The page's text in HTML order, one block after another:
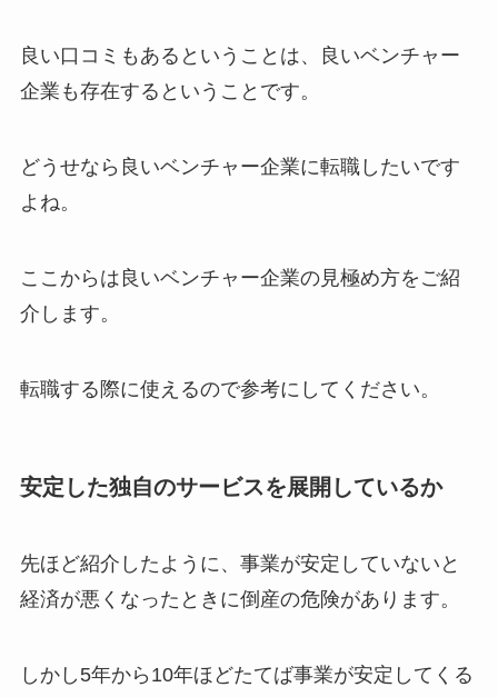
良い口コミもあるということは、良いベンチャー
企業も存在するということです。
どうせなら良いベンチャー企業に転職したいです
よね。
ここからは良いベンチャー企業の見極め方をご紹
介します。
転職する際に使えるので参考にしてください。
安定した独自のサービスを展開しているか
先ほど紹介したように、事業が安定していないと
経済が悪くなったときに倒産の危険があります。
しかし5年から10年ほどたてば事業が安定してくる